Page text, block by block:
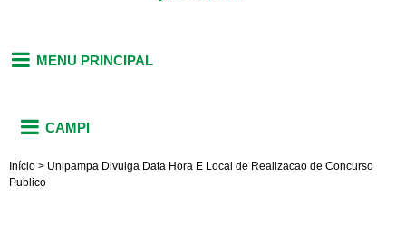
MENU PRINCIPAL
CAMPI
Início > Unipampa Divulga Data Hora E Local de Realizacao de Concurso
Publico